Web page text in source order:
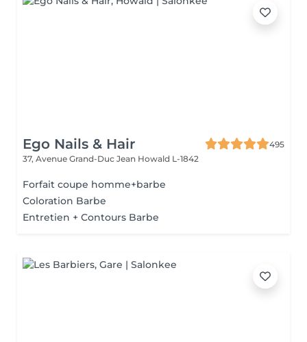
Ego Nails & Hair
495
37, Avenue Grand-Duc Jean Howald L-1842
Forfait coupe homme+barbe
Coloration Barbe
Entretien + Contours Barbe